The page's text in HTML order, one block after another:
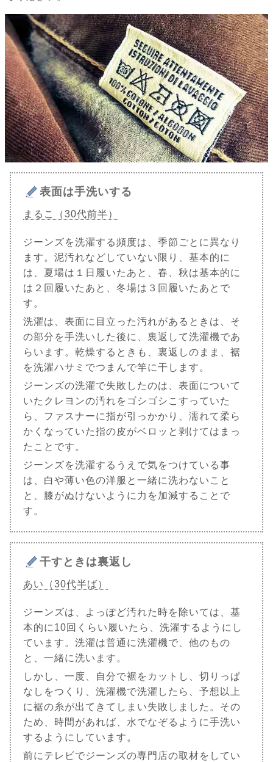
表面は手洗いする
まるこ（30代前半）
ジーンズを洗濯する頻度は、季節ごとに異なり
ます。泥汚れなどしていない限り、基本的に
は、夏場は１日履いたあと、春、秋は基本的に
は２回履いたあと、冬場は３回履いたあとで
す。
洗濯は、表面に目立った汚れがあるときは、そ
の部分を手洗いした後に、裏返して洗濯機であ
らいます。乾燥するときも、裏返しのまま、裾
を洗濯ハサミでつまんで竿に干します。
ジーンズの洗濯で失敗したのは、表面について
いたクレヨンの汚れをゴシゴシこすっていた
ら、ファスナーに指が引っかかり、濡れて柔ら
かくなっていた指の皮がベロッと剥けてはまっ
たことです。
ジーンズを洗濯するうえで気をつけている事
は、白や薄い色の洋服と一緒に洗わないこと
と、膝がぬけないように力を加減することで
す。
干すときは裏返し
あい（30代半ば）
ジーンズは、よっぽど汚れた時を除いては、基
本的に10回くらい履いたら、洗濯するようにし
ています。洗濯は普通に洗濯機で、他のもの
と、一緒に洗います。
しかし、一度、自分で裾をカットし、切りっぱ
なしをつくり、洗濯機で洗濯したら、予想以上
に裾の糸が出てきてしまい失敗しました。その
ため、時間があれば、水でなぞるように手洗い
するようにしています。
前にテレビでジーンズの専門店の取材をしてい